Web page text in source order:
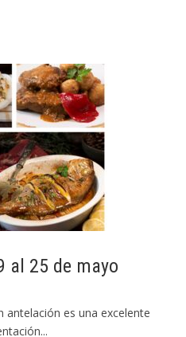
al 25 de mayo
antelación es una excelente